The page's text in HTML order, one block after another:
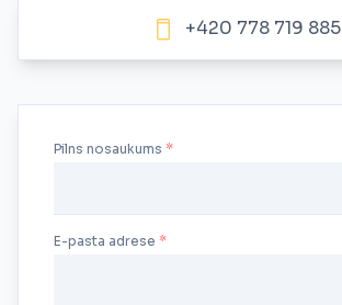
+420 778 719 885
Pilns nosaukums
E-pasta adrese